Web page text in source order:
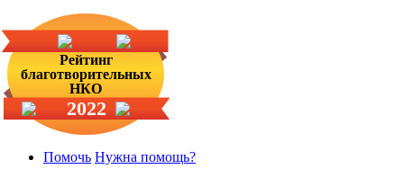
Рейтинг
благотворительных
НКО
2022
Помочь Нужна помощь?